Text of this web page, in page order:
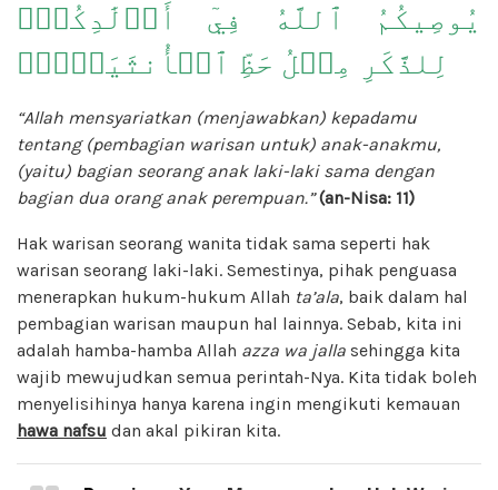
يُوصِيكُمُ ٱللَّهُ فِيٓ أَوۡلَٰدِكُمۡۖ
لِلذَّكَرِ مِثۡلُ حَظِّ ٱلۡأُنثَيَيۡنِۚ
“Allah mensyariatkan (menjawabkan) kepadamu
tentang (pembagian warisan untuk) anak-anakmu,
(yaitu) bagian seorang anak laki-laki sama dengan
bagian dua orang anak perempuan.” (an-Nisa: 11)
Hak warisan seorang wanita tidak sama seperti hak
warisan seorang laki-laki. Semestinya, pihak penguasa
menerapkan hukum-hukum Allah ta’ala, baik dalam hal
pembagian warisan maupun hal lainnya. Sebab, kita ini
adalah hamba-hamba Allah azza wa jalla sehingga kita
wajib mewujudkan semua perintah-Nya. Kita tidak boleh
menyelisihinya hanya karena ingin mengikuti kemauan
hawa nafsu dan akal pikiran kita.